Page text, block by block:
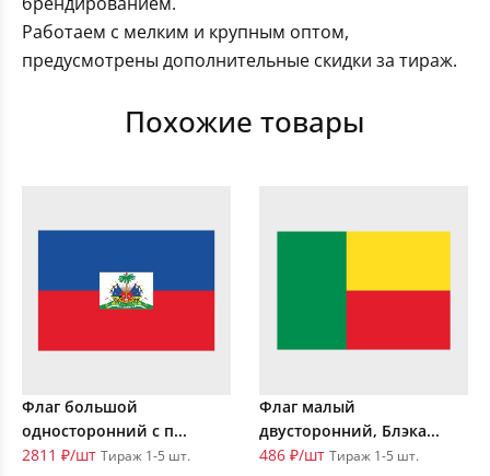
Работаем с мелким и крупным оптом,
предусмотрены дополнительные скидки за тираж.
Похожие товары
Флаг большой
односторонний с п...
2811 ₽/шт Тираж 1-5 шт.
Флаг малый
двусторонний, Блэка...
486 ₽/шт Тираж 1-5 шт.